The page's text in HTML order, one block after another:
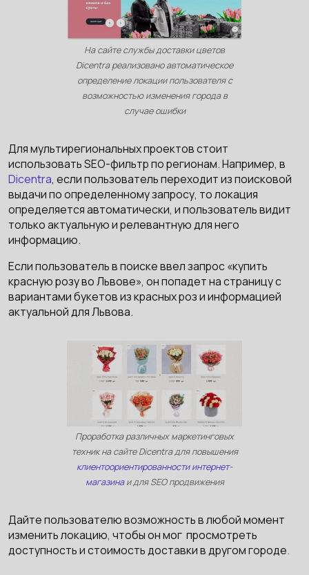
На сайте службы доставки цветов
Dicentra реализовано автоматическое
определение локации пользователя с
возможностью изменения города в
случае ошибки
Для мультирегиональных проектов стоит
использовать SEO-фильтр по регионам. Например, в
Dicentra, если пользователь переходит из поисковой
выдачи по определенному запросу, то локация
определяется автоматически, и пользователь видит
только актуальную и релевантную для него
информацию.
Если пользователь в поиске ввел запрос «купить
красную розу во Львове», он попадет на страницу с
вариантами букетов из красных роз и информацией
актуальной для Львова.
Проработка различных маркетинговых
техник на сайте Dicentra для повышения
клиентоориентированности интернет-
магазинаи для SEO продвижения
Дайте пользователю возможность в любой момент
изменить локацию, чтобы он мог просмотреть
доступность и стоимость доставки в другом городе.